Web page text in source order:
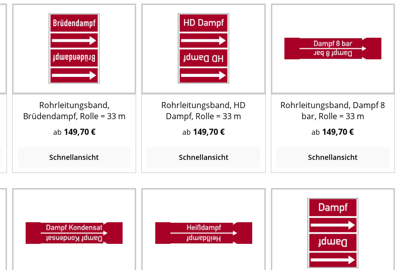
Rohrleitungsband,
Brüdendampf, Rolle = 33 m
ab 149,70 €
Schnellansicht
Rohrleitungsband, HD
Dampf, Rolle = 33 m
ab 149,70 €
Schnellansicht
Rohrleitungsband, Dampf 8
bar, Rolle = 33 m
ab 149,70 €
Schnellansicht